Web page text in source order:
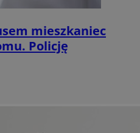
mieszkaniec
Policję